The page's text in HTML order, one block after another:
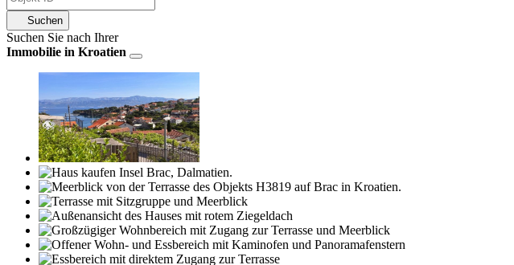
Suchen
Suchen Sie nach Ihrer
Immobilie in Kroatien